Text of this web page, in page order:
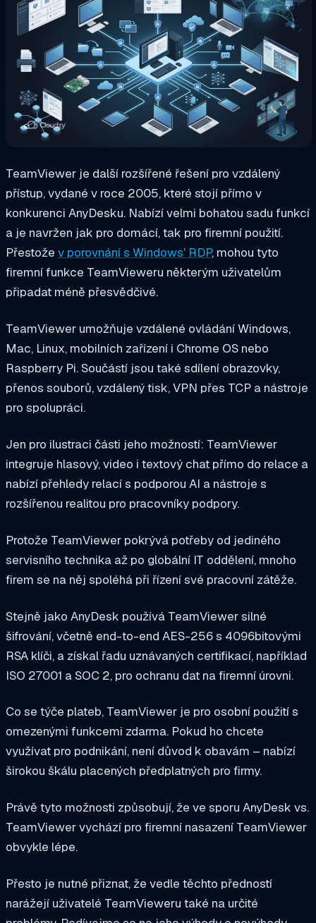
TeamViewer je další rozšířené řešení pro vzdálený
přístup, vydané v roce 2005, které stojí přímo v
konkurenci AnyDesku. Nabízí velmi bohatou sadu funkcí
a je navržen jak pro domácí, tak pro firemní použití.
Přestože v porovnání s Windows' RDP, mohou tyto
firemní funkce TeamVieweru některým uživatelům
připadat méně přesvědčivé.
TeamViewer umožňuje vzdálené ovládání Windows,
Mac, Linux, mobilních zařízení i Chrome OS nebo
Raspberry Pi. Součástí jsou také sdílení obrazovky,
přenos souborů, vzdálený tisk, VPN přes TCP a nástroje
pro spolupráci.
Jen pro ilustraci části jeho možností: TeamViewer
integruje hlasový, video i textový chat přímo do relace a
nabízí přehledy relací s podporou AI a nástroje s
rozšířenou realitou pro pracovníky podpory.
Protože TeamViewer pokrývá potřeby od jediného
servisního technika až po globální IT oddělení, mnoho
firem se na něj spoléhá při řízení své pracovní zátěže.
Stejně jako AnyDesk používá TeamViewer silné
šifrování, včetně end-to-end AES-256 s 4096bitovými
RSA klíči, a získal řadu uznávaných certifikací, například
ISO 27001 a SOC 2, pro ochranu dat na firemní úrovni.
Co se týče plateb, TeamViewer je pro osobní použití s
omezenými funkcemi zdarma. Pokud ho chcete
využívat pro podnikání, není důvod k obavám – nabízí
širokou škálu placených předplatných pro firmy.
Právě tyto možnosti způsobují, že ve sporu AnyDesk vs.
TeamViewer vychází pro firemní nasazení TeamViewer
obvykle lépe.
Přesto je nutné přiznat, že vedle těchto předností
narážejí uživatelé TeamVieweru také na určité